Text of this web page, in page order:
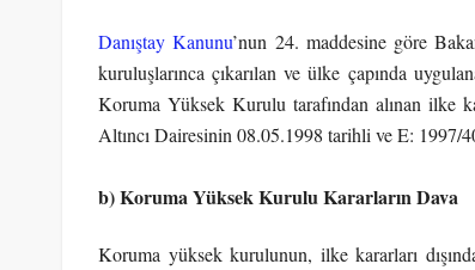
Danıştay Kanunu’nun 24. maddesine göre
kuruluşlarınca çıkarılan ve ülke çapında
Koruma Yüksek Kurulu tarafından alınan ilke
Altıncı Dairesinin 08.05.1998 tarihli ve E: 1997/
b) Koruma Yüksek Kurulu Kararların Dava
Koruma yüksek kurulunun, ilke kararları